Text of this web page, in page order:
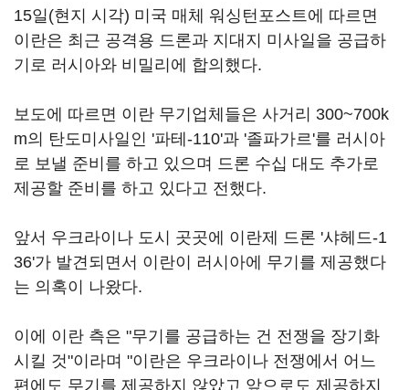
15일(현지 시각) 미국 매체 워싱턴포스트에 따르면
이란은 최근 공격용 드론과 지대지 미사일을 공급하
기로 러시아와 비밀리에 합의했다.
보도에 따르면 이란 무기업체들은 사거리 300~700k
m의 탄도미사일인 '파테-110'과 '졸파가르'를 러시아
로 보낼 준비를 하고 있으며 드론 수십 대도 추가로
제공할 준비를 하고 있다고 전했다.
앞서 우크라이나 도시 곳곳에 이란제 드론 '샤헤드-1
36'가 발견되면서 이란이 러시아에 무기를 제공했다
는 의혹이 나왔다.
이에 이란 측은 "무기를 공급하는 건 전쟁을 장기화
시킬 것"이라며 "이란은 우크라이나 전쟁에서 어느
편에도 무기를 제공하지 않았고 앞으로도 제공하지